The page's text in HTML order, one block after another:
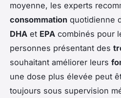
moyenne, les experts
consommation quotidienne
DHA et EPA combinés pour
personnes présentant des
souhaitant améliorer leurs
une dose plus élevée peut
toujours sous supervision